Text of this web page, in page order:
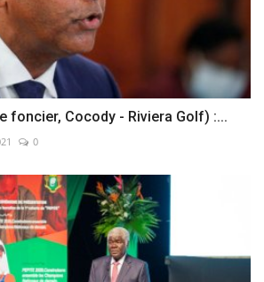
foncier, Cocody - Riviera Golf) :...
0